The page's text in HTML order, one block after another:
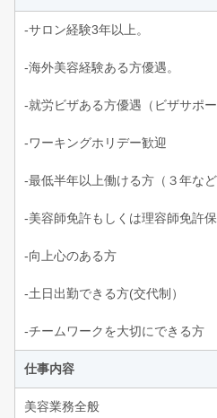
-サロン経験3年以上。
-海外美容経験ある方優遇。
-就労ビザある方優遇（ビザサポー
-ワーキングホリデー歓迎
-最低半年以上働ける方（３年な
-美容師免許もしくは理容師免許
-向上心のある方
-土日出勤できる方(交代制）
-チームワークを大切にできる方
仕事内容
美容業務全般